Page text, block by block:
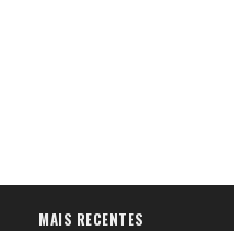
MAIS RECENTES